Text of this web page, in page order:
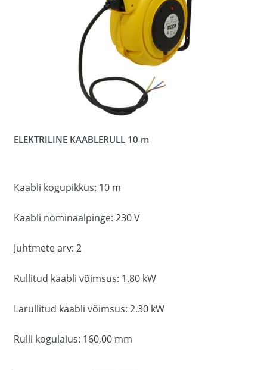
ELEKTRILINE KAABLERULL 10 m
Kaabli kogupikkus: 10 m
Kaabli nominaalpinge: 230 V
Juhtmete arv: 2
Rullitud kaabli võimsus: 1.80 kW
Larullitud kaabli võimsus: 2.30 kW
Rulli kogulaius: 160,00 mm